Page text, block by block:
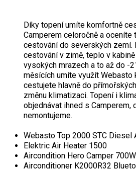
Díky topení umíte komfortně
Camperem celoročně a oceníte
cestování do severských zemí.
cestování v zimě, teplo v
vysokých mrazech a to až do -
měsících umíte využít Webasto
cestujete hlavně do
změnu klimatizaci. Topení i
objednávat ihned s Camperem,
nemontujeme.
Webasto Top 2000 STC Diesel
Elektric Air Heater 1500
Aircondition Hero Camper 700W
Airconditioner K2000R32